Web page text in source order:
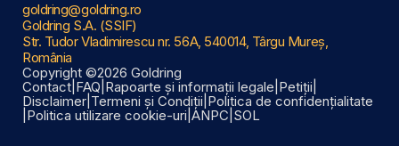
goldring@goldring.ro
Goldring S.A. (SSIF)
Str. Tudor Vladimirescu nr. 56A, 540014, Târgu Mureș,
România
Copyright ©2026 Goldring
Contact FAQ Rapoarte și informații legale Petiții
Disclaimer Termeni și Condiții Politica de confidențialitate
Politica utilizare cookie-uri ANPC SOL